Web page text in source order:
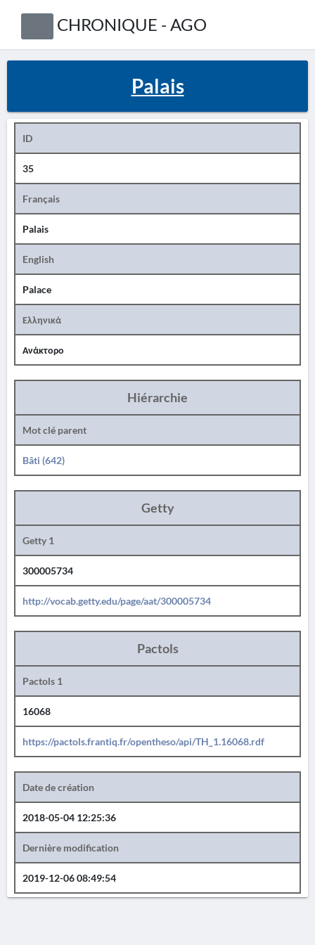
CHRONIQUE - AGO
Palais
ID
35
Français
Palais
English
Palace
Ελληνικά
Ανάκτορο
Hiérarchie
Mot clé parent
Bâti (642)
Getty
Getty 1
300005734
http://vocab.getty.edu/page/aat/300005734
Pactols
Pactols 1
16068
https://pactols.frantiq.fr/opentheso/api/TH_1.16068.rdf
Date de création
2018-05-04 12:25:36
Dernière modification
2019-12-06 08:49:54